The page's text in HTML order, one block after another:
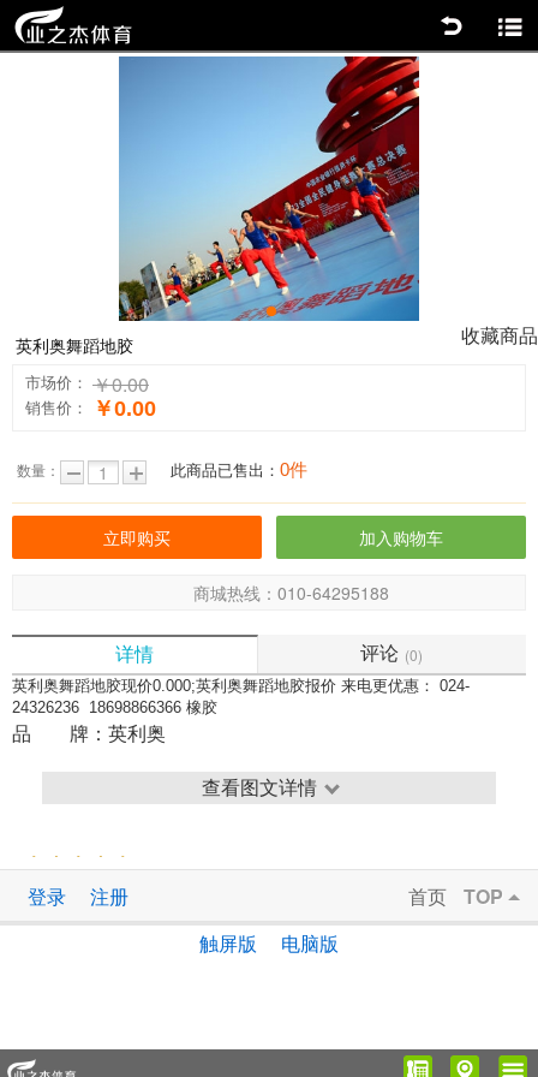
0
收藏商品
英利奥舞蹈地胶
市场价： ￥0.00
销售价： ￥0.00
数量： 此商品已售出： 0件
商城热线：010-64295188
详情 评论 (0)
英利奥舞蹈地胶现价0.000;英利奥舞蹈地胶报价 来电更优惠： 024-
24326236 18698866366 橡胶
品 牌： 英利奥
查看图文详情
评价 5.00 分，共 0 位参与
登录 注册 首页
TOP
触屏版
电脑版